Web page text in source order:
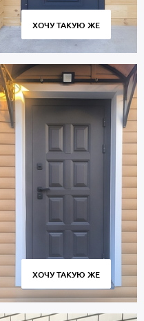
ХОЧУ ТАКУЮ ЖЕ
ХОЧУ ТАКУЮ ЖЕ